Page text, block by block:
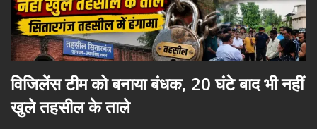
विजिलेंस टीम को बनाया बंधक, 20 घंटे बाद भी नहीं
खुले तहसील के ताले